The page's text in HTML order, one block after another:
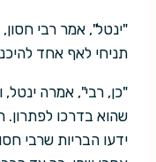
"ינטל", אמר רבי
תניחי לאף אחד
"כן, רבי", אמרה ינטל,
שהוא בדרכו לפתרון.
ידעו הבריות שרבי